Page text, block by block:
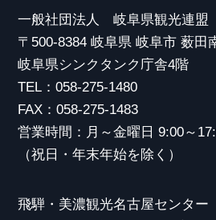
一般社団法人 岐阜県観光連盟
〒500-8384 岐阜県 岐阜市 薮田
岐阜県シンクタンク庁舎4階
TEL：058-275-1480
FAX：058-275-1483
営業時間：月～金曜日 9:00～
（祝日・年末年始を除く）
飛騨・美濃観光名古屋センター